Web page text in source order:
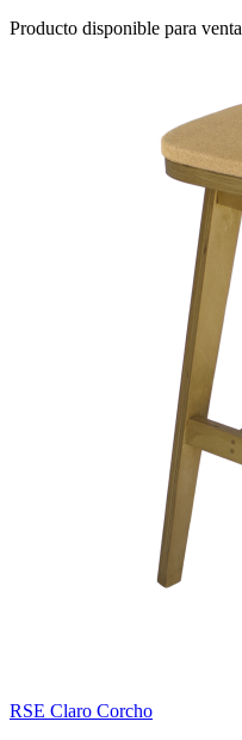
Producto disponible para venta
RSE Claro Corcho